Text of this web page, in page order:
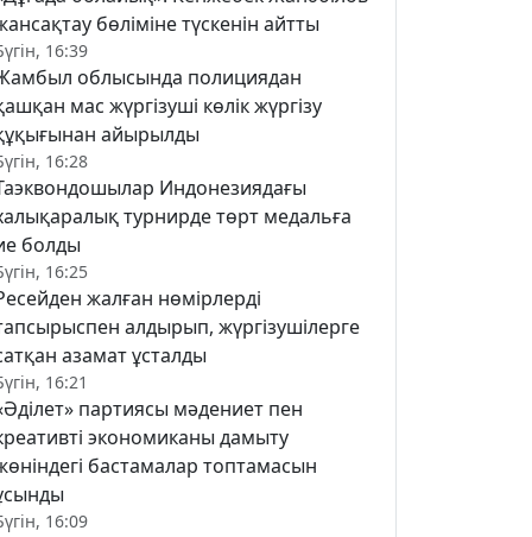
бөліміне түскенін айтты
16:39
облысында полициядан
мас жүргізуші көлік жүргізу
айырылды
16:28
Индонезиядағы
турнирде төрт медальға
болды
16:25
жалған нөмірлерді
алдырып, жүргізушілерге
азамат ұсталды
16:21
партиясы мәдениет пен
экономиканы дамыту
бастамалар топтамасын
16:09